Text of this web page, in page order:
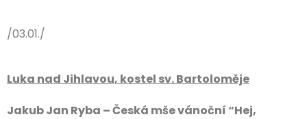
/03.01./
Luka nad Jihlavou, kostel sv. Bartoloměje
Jakub Jan Ryba – Česká mše vánoční “Hej,